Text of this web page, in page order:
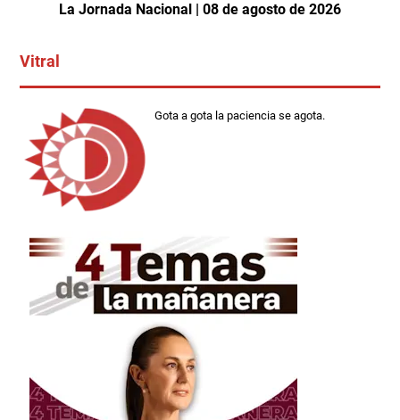
La Jornada Nacional | 08 de agosto de 2026
Vitral
Gota a gota la paciencia se agota.